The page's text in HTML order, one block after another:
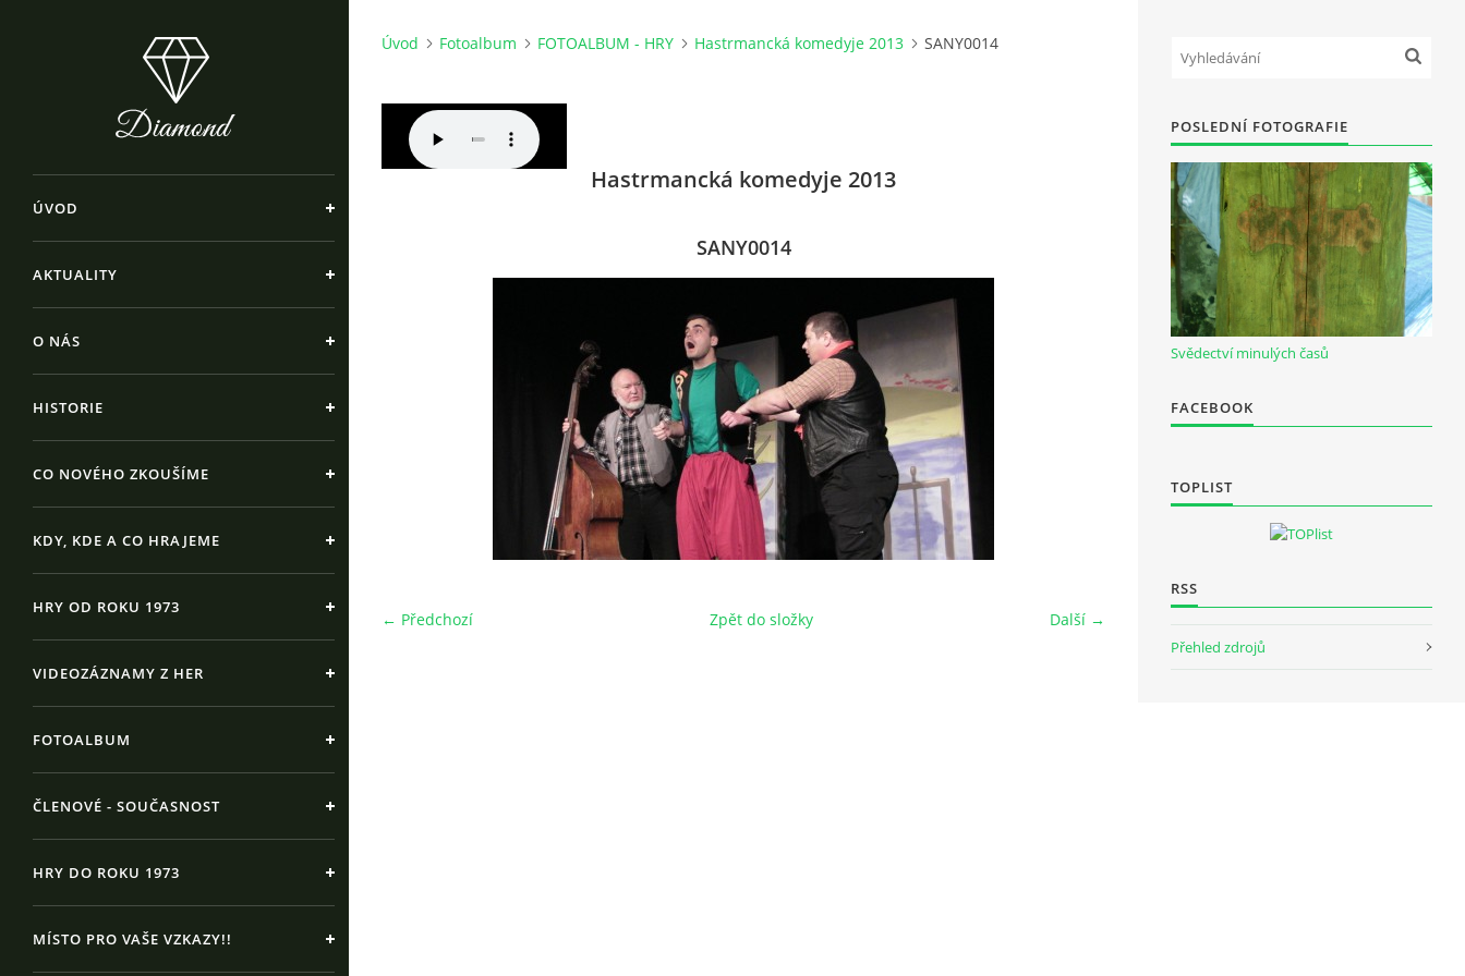
ÚVOD
AKTUALITY
O NÁS
HISTORIE
CO NOVÉHO ZKOUŠÍME
KDY, KDE A CO HRAJEME
HRY OD ROKU 1973
VIDEOZÁZNAMY Z HER
FOTOALBUM
ČLENOVÉ - SOUČASNOST
HRY DO ROKU 1973
MÍSTO PRO VAŠE VZKAZY!!
Úvod Fotoalbum FOTOALBUM - HRY Hastrmancká komedyje 2013 SANY0014
Hastrmancká komedyje 2013
SANY0014
← Předchozí Další →
Zpět do složky
POSLEDNÍ FOTOGRAFIE
Svědectví minulých časů
FACEBOOK
TOPLIST
RSS
Přehled zdrojů